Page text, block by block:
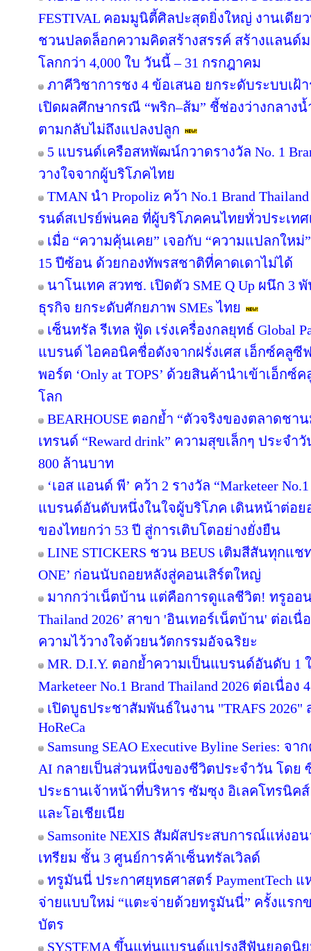
FESTIVAL คอมมูนิตี้ศิลปะสุดยิ่งใหญ่ งานเดี
ชวนปลดล็อกความคิดสร้างสรรค์ สร้างแลนด์
โลกกว่า 4,000 ใบ วันนี้ – 31 กรกฎาคม
ภาคีวิชาการชง 4 ข้อเสนอ ยกระดับระบบเฝ้
เปิดผลศึกษากรณี “พริก–ส้ม” ชี้ช่องว่างกลาง
ตามกลับไม่ถึงแปลงปลูก
5 แบรนด์เครือสหพัฒน์กวาดรางวัล No. 1
วางใจจากผู้บริโภคไทย
TMAN นำ Propoliz คว้า No.1 Brand
รนด์สเปรย์พ่นคอ ที่ผู้บริโภคคนไทยทั่วประเทศ
เมื่อ “ความคุ้นเคย” เจอกับ “ความแปลกใหม่
15 ปีซ้อน ด้วยกองทัพรสชาติที่คาดเดาไม่ได้
นาโนเทค สวทช. เปิดตัว SME Q Up ผนึก
ธุรกิจ ยกระดับศักยภาพ SMEs ไทย
เซ็นทรัล รีเทล ฟู้ด เร่งเครื่องกลยุทธ์ Global
แบรนด์ ไอคอนิคชื่อดังจากฝรั่งเศส เอ็กซ์คลูซี
พอร์ต ‘Only at TOPS’ ด้วยสินค้านำเข้าเอ็ก
โลก
BEARHOUSE ตอกย้ำ “ตัวจริงของตลาดชา
เทรนด์ “Reward drink” ความสุขเล็กๆ ประจำ
800 ล้านบาท
‘เอส แอนด์ พี’ คว้า 2 รางวัล “Marketeer
แบรนด์อันดับหนึ่งในใจผู้บริโภค เดินหน้าต่อย
ของไทยกว่า 53 ปี สู่การเติบโตอย่างยั่งยืน
LINE STICKERS ชวน BEUS เติมสีสันทุกแช
ONE’ ก่อนนับถอยหลังสู่คอนเสิร์ตใหญ่
มากกว่าเน็ตบ้าน แต่คือการดูแลชีวิต! ทรูออน
Thailand 2026’ สาขา 'อินเทอร์เน็ตบ้าน' ต่อเ
ความไว้วางใจด้วยนวัตกรรมอัจฉริยะ
MR. D.I.Y. ตอกย้ำความเป็นแบรนด์อันดับ 1
Marketeer No.1 Brand Thailand 2026 ต่อเนื่อง
เปิดบูธประชาสัมพันธ์ในงาน "TRAFS
HoReCa
Samsung SEAO Executive Byline Series:
AI กลายเป็นส่วนหนึ่งของชีวิตประจำวัน โดย
ประธานเจ้าหน้าที่บริหาร ซัมซุง อิเลคโทรนิค
และโอเชียเนีย
Samsonite NEXIS สัมผัสประสบการณ์แห่ง
เทรียม ชั้น 3 ศูนย์การค้าเซ็นทรัลเวิลด์
ทรูมันนี่ ประกาศยุทธศาสตร์ PaymentTech
จ่ายแบบใหม่ “แตะจ่ายด้วยทรูมันนี่” ครั้งแรก
บัตร
SYSTEMA ขึ้นแท่นแบรนด์แปรงสีฟันยอดนิ